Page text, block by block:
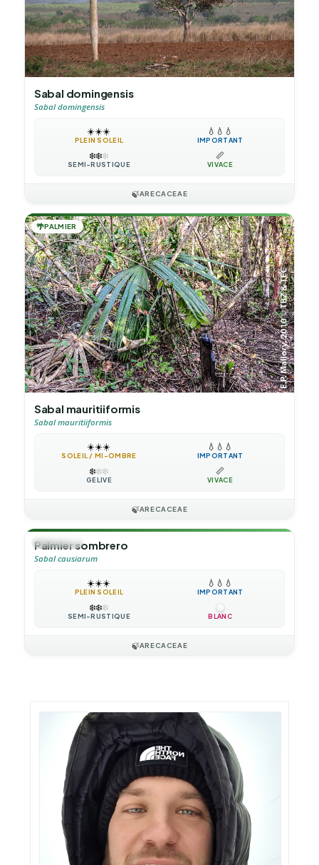
Sabal domingensis
Sabal domingensis
☀️☀️☀️
PLEIN SOLEIL
💧 💧 💧
IMPORTANT
❄️❄️❄️
SEMI-RUSTIQUE
📏
VIVACE
🍃ARECACEAE
🌴PALMIER
Sabal mauritiiformis
Sabal mauritiiformis
☀️☀️☀️
SOLEIL / MI-OMBRE
💧 💧 💧
IMPORTANT
❄️❄️❄️
GÉLIVE
📏
VIVACE
🍃ARECACEAE
🌴PALMIER
Palmier sombrero
Sabal causiarum
☀️☀️☀️
PLEIN SOLEIL
💧 💧 💧
IMPORTANT
❄️❄️❄️
SEMI-RUSTIQUE BLANC
🍃ARECACEAE